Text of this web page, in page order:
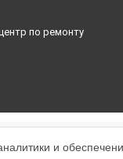
по ремонту
и